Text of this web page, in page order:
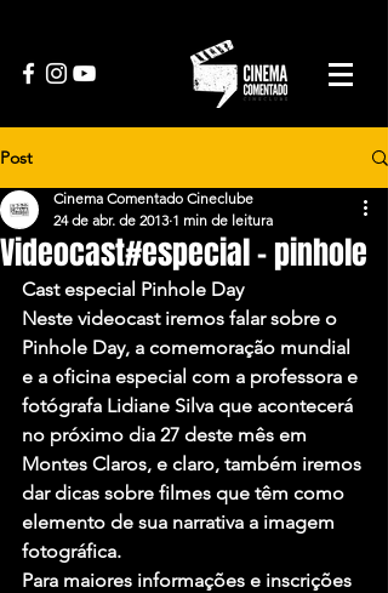
Post
Videocast#especial – pinhole
Cinema Comentado Cineclube
24 de abr. de 2013 1 min de leitura
Cast especial Pinhole Day
Neste videocast iremos falar sobre o
Pinhole Day, a comemoração mundial
e a oficina especial com a professora e
fotógrafa Lidiane Silva que acontecerá
no próximo dia 27 deste mês em
Montes Claros, e claro, também iremos
dar dicas sobre filmes que têm como
elemento de sua narrativa a imagem
fotográfica.
Para maiores informações e inscrições